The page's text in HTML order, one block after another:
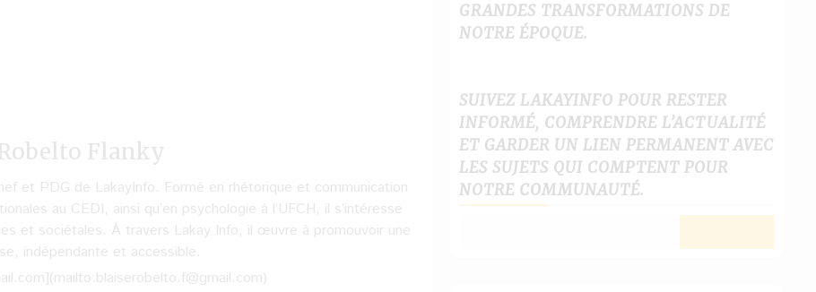
Flanky
et PDG de LakayInfo. Formé en rhétorique et communication
au CEDI, ainsi qu’en psychologie à l’UFCH, il s’intéresse
et sociétales. À travers Lakay Info, il œuvre à promouvoir une
indépendante et accessible.
GRANDES TRANSFORMATIONS DE
NOTRE ÉPOQUE.
SUIVEZ LAKAYINFO POUR RESTER
INFORMÉ, COMPRENDRE L’ACTUALITÉ
ET GARDER UN LIEN PERMANENT AVEC
LES SUJETS QUI COMPTENT POUR
NOTRE COMMUNAUTÉ.